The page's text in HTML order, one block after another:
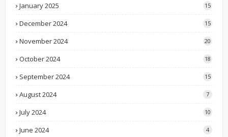
January 2025 15
December 2024 15
November 2024 20
October 2024 18
September 2024 15
August 2024 7
July 2024 10
June 2024 4